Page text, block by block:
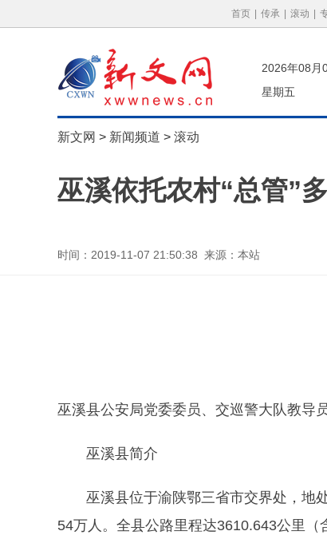
首页 传承 滚动
2026年08月
星期五
新文网 > 新闻频道 > 滚动
巫溪依托农村“总管”
时间：2019-11-07 21:50:38 来源：本站
巫溪县公安局党委委员、交巡警大队教导
巫溪县简介
巫溪县位于渝陕鄂三省市交界处，地
54万人。全县公路里程达3610.643公里